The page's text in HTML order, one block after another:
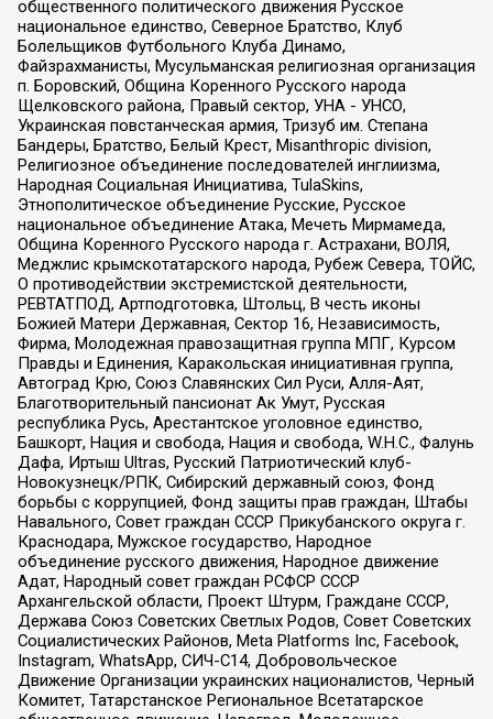
общественного политического движения Русское
национальное единство, Северное Братство, Клуб
Болельщиков Футбольного Клуба Динамо,
Файзрахманисты, Мусульманская религиозная организация
п. Боровский, Община Коренного Русского народа
Щелковского района, Правый сектор, УНА - УНСО,
Украинская повстанческая армия, Тризуб им. Степана
Бандеры, Братство, Белый Крест, Misanthropic division,
Религиозное объединение последователей инглиизма,
Народная Социальная Инициатива, TulaSkins,
Этнополитическое объединение Русские, Русское
национальное объединение Атака, Мечеть Мирмамеда,
Община Коренного Русского народа г. Астрахани, ВОЛЯ,
Меджлис крымскотатарского народа, Рубеж Севера, ТОЙС,
О противодействии экстремистской деятельности,
РЕВТАТПОД, Артподготовка, Штольц, В честь иконы
Божией Матери Державная, Сектор 16, Независимость,
Фирма, Молодежная правозащитная группа МПГ, Курсом
Правды и Единения, Каракольская инициативная группа,
Автоград Крю, Союз Славянских Сил Руси, Алля-Аят,
Благотворительный пансионат Ак Умут, Русская
республика Русь, Арестантское уголовное единство,
Башкорт, Нация и свобода, Нация и свобода, W.H.С., Фалунь
Дафа, Иртыш Ultras, Русский Патриотический клуб-
Новокузнецк/РПК, Сибирский державный союз, Фонд
борьбы с коррупцией, Фонд защиты прав граждан, Штабы
Навального, Совет граждан СССР Прикубанского округа г.
Краснодара, Мужское государство, Народное
объединение русского движения, Народное движение
Адат, Народный совет граждан РСФСР СССР
Архангельской области, Проект Штурм, Граждане СССР,
Держава Союз Советских Светлых Родов, Совет Советских
Социалистических Районов, Meta Platforms Inc, Facebook,
Instagram, WhatsApp, СИЧ-С14, Добровольческое
Движение Организации украинских националистов, Черный
Комитет, Татарстанское Региональное Всетатарское